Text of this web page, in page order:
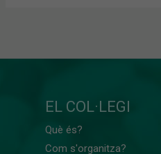
EL COL·LEGI
Què és?
Com s'organitza?